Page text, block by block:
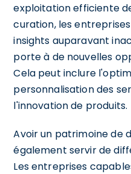
exploitation efficiente
curation, les
insights auparavant
porte à de nouvelles
Cela peut inclure
personnalisation des
l'innovation de produits.
Avoir un patrimoine de
également servir de
Les entreprises